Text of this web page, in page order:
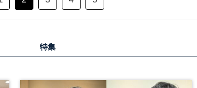
特集